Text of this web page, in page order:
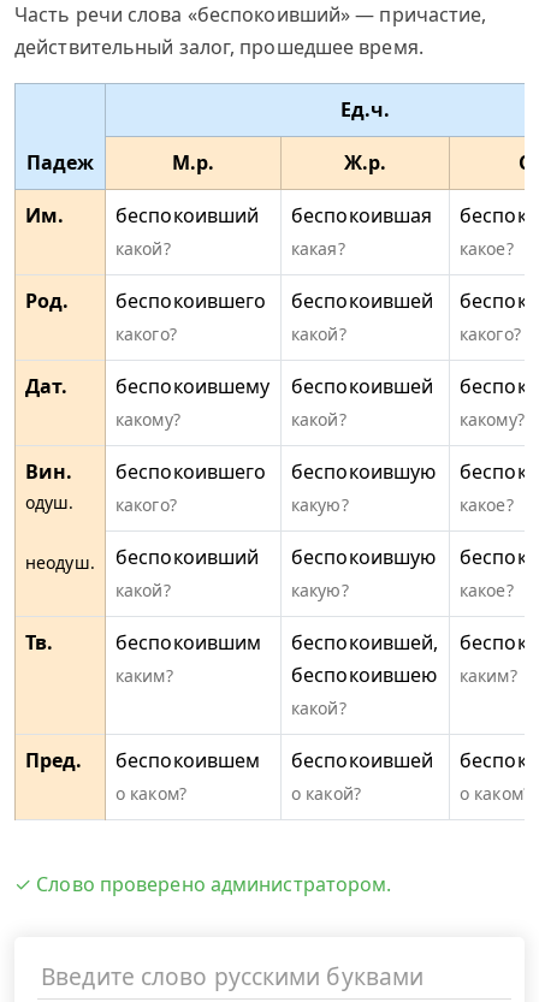
Часть речи слова «беспокоивший» — причастие,
действительный залог, прошедшее время.
Падеж
Ед.ч.
М.р.
Ж.р.
Им.
беспокоивший
какой?
беспокоившая
какая? какое?
Род. беспокоившего
какого?
беспокоившей
какой? какого?
Дат. беспокоившему
какому?
беспокоившей
какой? какому?
Вин.
одуш.
неодуш.
беспокоившего
какого?
беспокоившую
какую? какое?
беспокоивший
какой?
беспокоившую
какую? какое?
Тв. беспокоившим
каким?
беспокоившей,
беспокоившею
какой?
каким?
Пред. беспокоившем
о каком?
беспокоившей
о какой? о каком?
✓ Слово проверено администратором.